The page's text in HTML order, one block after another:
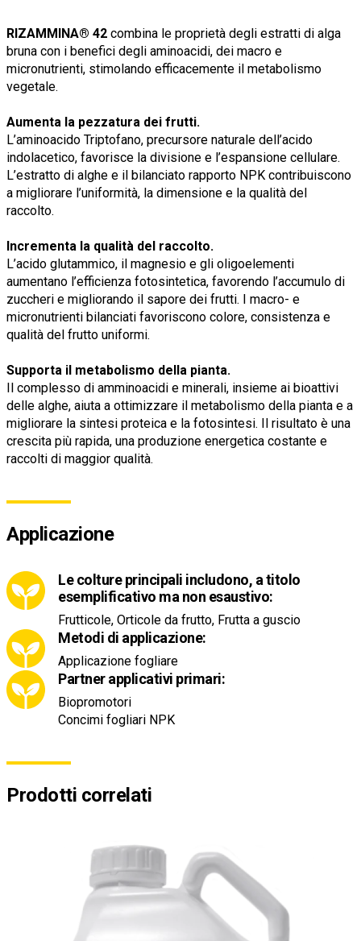
RIZAMMINA® 42 combina le proprietà degli estratti di alga
bruna con i benefici degli aminoacidi, dei macro e
micronutrienti, stimolando efficacemente il metabolismo
vegetale.
Aumenta la pezzatura dei frutti.
L’aminoacido Triptofano, precursore naturale dell’acido
indolacetico, favorisce la divisione e l’espansione cellulare.
L’estratto di alghe e il bilanciato rapporto NPK contribuiscono
a migliorare l’uniformità, la dimensione e la qualità del
raccolto.
Incrementa la qualità del raccolto.
L’acido glutammico, il magnesio e gli oligoelementi
aumentano l’efficienza fotosintetica, favorendo l’accumulo di
zuccheri e migliorando il sapore dei frutti. I macro- e
micronutrienti bilanciati favoriscono colore, consistenza e
qualità del frutto uniformi.
Supporta il metabolismo della pianta.
Il complesso di amminoacidi e minerali, insieme ai bioattivi
delle alghe, aiuta a ottimizzare il metabolismo della pianta e a
migliorare la sintesi proteica e la fotosintesi. Il risultato è una
crescita più rapida, una produzione energetica costante e
raccolti di maggior qualità.
Applicazione
Le colture principali includono, a titolo
esemplificativo ma non esaustivo:
Frutticole, Orticole da frutto, Frutta a guscio
Metodi di applicazione:
Applicazione fogliare
Partner applicativi primari:
Biopromotori
Concimi fogliari NPK
Prodotti correlati